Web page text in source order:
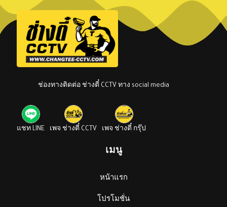
ช่องทางติดต่อ ช่างตี๋ CCTV ทาง social media
แชท LINE เพจ ช่างตี๋ CCTV เพจ ช่างตี๋ กรุ๊ป
เมนู
หน้าแรก
โปรโมชั่น